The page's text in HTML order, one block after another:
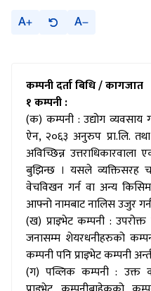
A A
कम्पनी दर्ता बिधि/ कागजात
१ कम्पनी :
(क) कम्पनी : उद्योग व्यवसाय
ऐन, २०६३ अनुरुप प्रा.लि.
अविच्छिन्न
बुझिन्छ । यसले व्यक्तिसरह
वेचविखन गर्न वा अन्य
आफ्नो नामबाट नालिस उजुर
(ख) प्राइभेट कम्पनी :
जनासम्म शेयरधनीहरुको
कम्पनी पनि प्राइभेट कम्पनी
(ग) पव्लिक कम्पनी : उक्त